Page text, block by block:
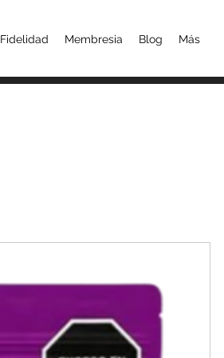
Fidelidad Membresia Blog Más